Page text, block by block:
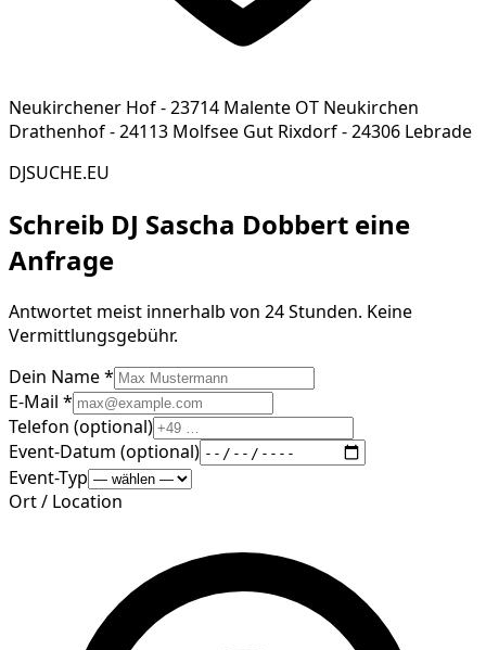
Neukirchener Hof - 23714 Malente OT Neukirchen
Drathenhof - 24113 Molfsee Gut Rixdorf - 24306 Lebrade
DJSUCHE.EU
Schreib DJ Sascha Dobbert eine
Anfrage
Antwortet meist innerhalb von 24 Stunden. Keine
Vermittlungsgebühr.
Dein Name *
E-Mail *
Telefon (optional)
Event-Datum (optional)
Event-Typ
Ort / Location